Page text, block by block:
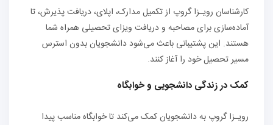
کارشناسان رویـزا گروپ از تکمیل مدارک، اپلای، دریافت پذیرش، تا
آماده‌سازی برای مصاحبه و دریافت ویزای تحصیلی همراه شما
هستند. این پشتیبانی باعث می‌شود دانشجویان بدون استرس
مسیر تحصیل خود را آغاز کنند.
کمک در زندگی دانشجویی و خوابگاه
رویـزا گروپ به دانشجویان کمک می‌کند تا خوابگاه مناسب پیدا